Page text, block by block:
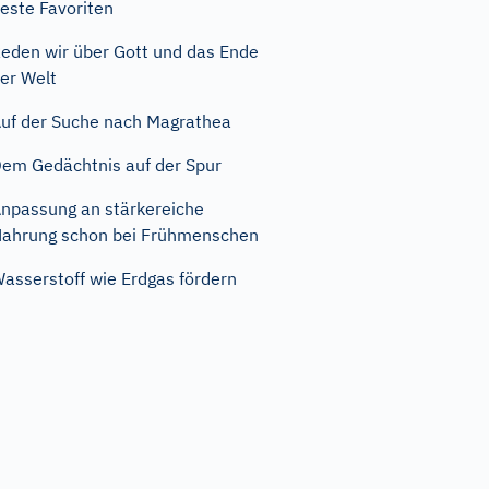
Favoriten
wir über Gott und das Ende
Welt
der Suche nach Magrathea
Gedächtnis auf der Spur
an stärkereiche
schon bei Frühmenschen
wie Erdgas fördern